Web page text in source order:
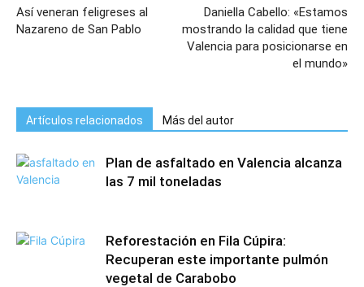
Así veneran feligreses al
Nazareno de San Pablo
Daniella Cabello: «Estamos
mostrando la calidad que tiene
Valencia para posicionarse en
el mundo»
Artículos relacionados Más del autor
Plan de asfaltado en Valencia alcanza
las 7 mil toneladas
Reforestación en Fila Cúpira:
Recuperan este importante pulmón
vegetal de Carabobo